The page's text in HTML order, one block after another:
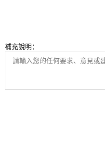
補充說明：